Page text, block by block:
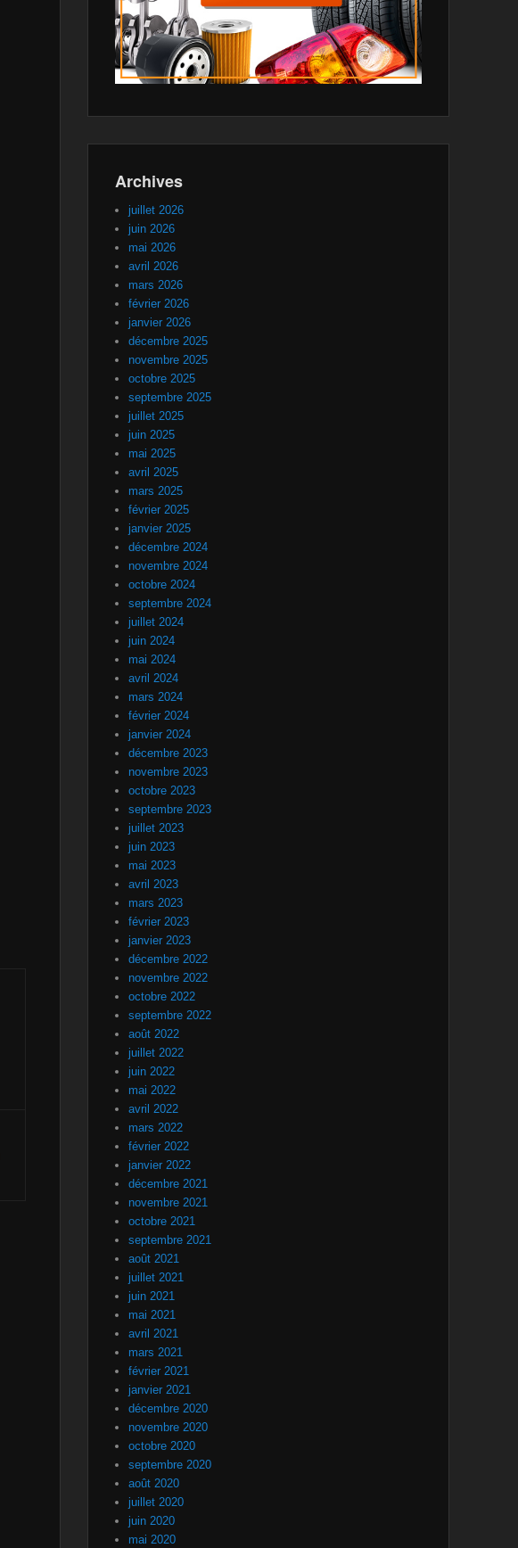
Archives
juillet 2026
juin 2026
mai 2026
avril 2026
mars 2026
février 2026
janvier 2026
décembre 2025
novembre 2025
octobre 2025
septembre 2025
juillet 2025
juin 2025
mai 2025
avril 2025
mars 2025
février 2025
janvier 2025
décembre 2024
novembre 2024
octobre 2024
septembre 2024
juillet 2024
juin 2024
mai 2024
avril 2024
mars 2024
février 2024
janvier 2024
décembre 2023
novembre 2023
octobre 2023
septembre 2023
juillet 2023
juin 2023
mai 2023
avril 2023
mars 2023
février 2023
janvier 2023
décembre 2022
novembre 2022
octobre 2022
septembre 2022
août 2022
juillet 2022
juin 2022
mai 2022
avril 2022
mars 2022
février 2022
janvier 2022
décembre 2021
novembre 2021
octobre 2021
septembre 2021
août 2021
juillet 2021
juin 2021
mai 2021
avril 2021
mars 2021
février 2021
janvier 2021
décembre 2020
novembre 2020
octobre 2020
septembre 2020
août 2020
juillet 2020
juin 2020
mai 2020